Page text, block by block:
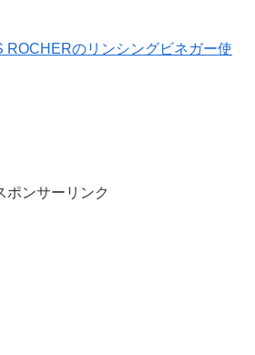
ROCHERのリンシングビネガー使
ポンサーリンク